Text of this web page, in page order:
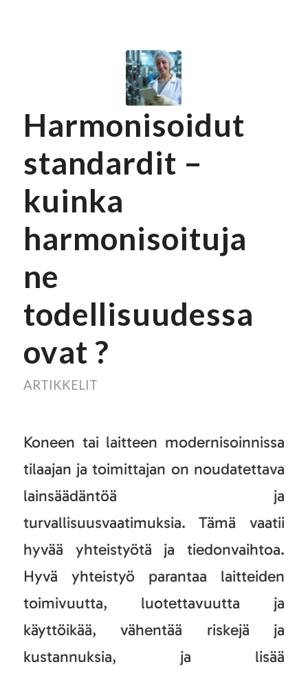
Harmonisoidut
standardit –
kuinka
harmonisoituja
ne
todellisuudessa
ovat ?
ARTIKKELIT
Koneen tai laitteen modernisoinnissa
tilaajan ja toimittajan on noudatettava
lainsäädäntöä ja
turvallisuusvaatimuksia. Tämä vaatii
hyvää yhteistyötä ja tiedonvaihtoa.
Hyvä yhteistyö parantaa laitteiden
toimivuutta, luotettavuutta ja
käyttöikää, vähentää riskejä ja
kustannuksia, ja lisää